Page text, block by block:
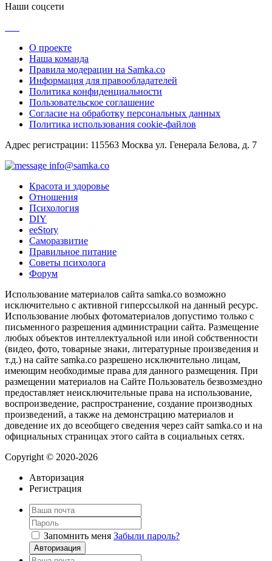
Наши соцсети
О проекте
Наша команда
Правила модерации на Samka.co
Информация для правообладателей
Политика конфиденциальности
Пользовательское соглашение
Согласие на обработку персональных данных
Политика использования cookie-файлов
Адрес регистрации: 115563 Москва ул. Генерала Белова, д. 7
info@samka.co
Красота и здоровье
Отношения
Психология
DIY
ееStory
Саморазвитие
Правильное питание
Советы психолога
Форум
Использование материалов сайта samka.co возможно
исключительно с активной гиперссылкой на данный ресурс.
Использование любых фотоматериалов допустимо только с
письменного разрешения администрации сайта. Размещение
любых объектов интеллектуальной или иной собственности
(видео, фото, товарные знаки, литературные произведения и
т.д.) на сайте samka.co разрешено исключительно лицам,
имеющим необходимые права для данного размещения. При
размещении материалов на Сайте Пользователь безвозмездно
предоставляет неисключительные права на использование,
воспроизведение, распространение, создание производных
произведений, а также на демонстрацию материалов и
доведение их до всеобщего сведения через сайт samka.co и на
официальных страницах этого сайта в социальных сетях.
Copyright © 2020-2026
Авторизация
Регистрация
Запомнить меня Забыли пароль?
Авторизация